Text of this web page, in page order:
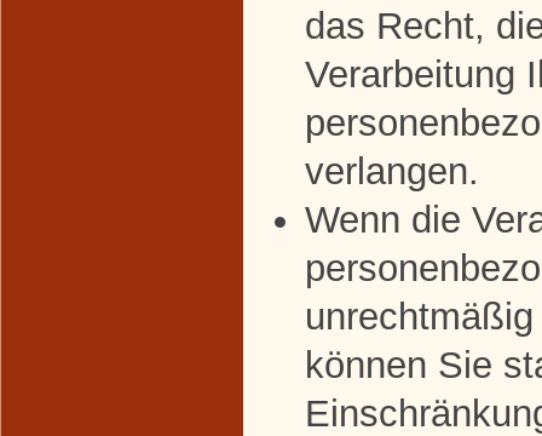
das Recht,
Verarbeitung
verlangen.
Wenn die
können Sie